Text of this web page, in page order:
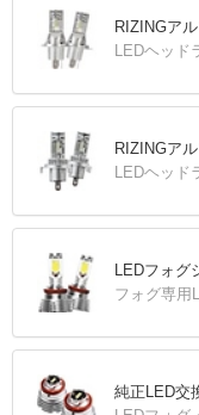
RIZINGア
LEDヘッド
RIZINGア
LEDヘッド
LEDフォグ
フォグ専用
純正LED交